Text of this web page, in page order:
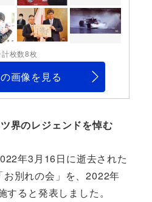
枚数8枚
画像を見る
界のレジェンドを悼む
年3月16日に逝去された
別れの会」を、2022年
ると発表しました。